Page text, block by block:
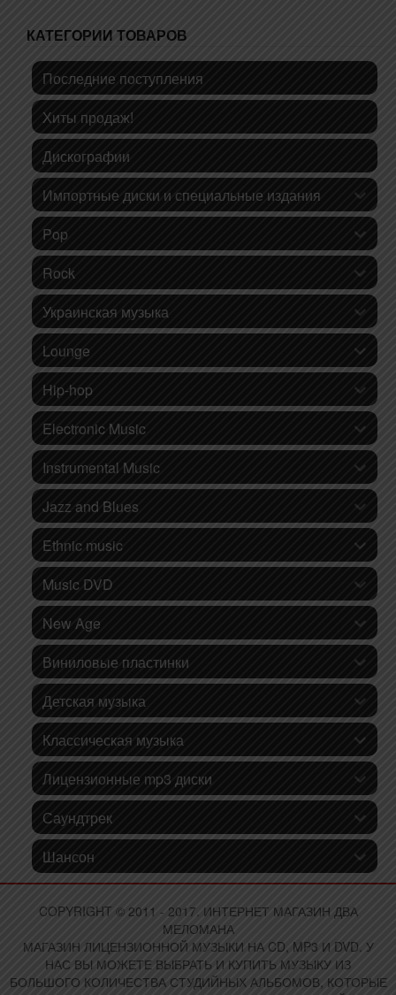
КАТЕГОРИИ ТОВАРОВ
Последние поступления
Хиты продаж!
Дискографии
Импортные диски и специальные издания
Pop
Rock
Украинская музыка
Lounge
Hip-hop
Electronic Music
Instrumental Music
Jazz and Blues
Ethnic music
Music DVD
New Age
Виниловые пластинки
Детская музыка
Классическая музыка
Лицензионные mp3 диски
Саундтрек
Шансон
COPYRIGHT © 2011 - 2017. ИНТЕРНЕТ МАГАЗИН ДВА
МЕЛОМАНА
МАГАЗИН ЛИЦЕНЗИОННОЙ МУЗЫКИ НА CD, MP3 И DVD. У
НАС ВЫ МОЖЕТЕ ВЫБРАТЬ И КУПИТЬ МУЗЫКУ ИЗ
БОЛЬШОГО КОЛИЧЕСТВА СТУДИЙНЫХ АЛЬБОМОВ, КОТОРЫЕ